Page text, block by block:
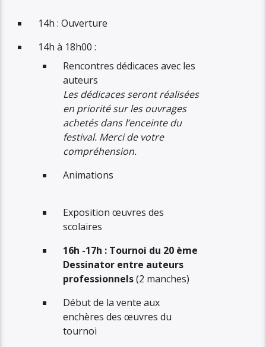
14h : Ouverture
14h à 18h00 :
Rencontres dédicaces avec les
auteurs
Les dédicaces seront réalisées
en priorité sur les ouvrages
achetés dans l’enceinte du
festival. Merci de votre
compréhension.
Animations
Exposition œuvres des
scolaires
16h -17h : Tournoi du 20 ème
Dessinator entre auteurs
professionnels(2 manches)
Début de la vente aux
enchères des œuvres du
tournoi